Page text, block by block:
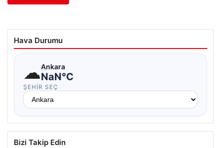
Hava Durumu
☁Ankara
NaN°C
ŞEHIR SEÇ
Bizi Takip Edin